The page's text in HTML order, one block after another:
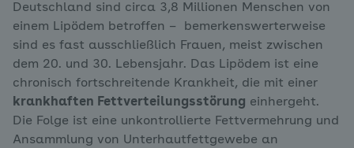
Deutschland sind circa 3,8 Millionen Menschen von
einem Lipödem betroffen – bemerkenswerterweise
sind es fast ausschließlich Frauen, meist zwischen
dem 20. und 30. Lebensjahr. Das Lipödem ist eine
chronisch fortschreitende Krankheit, die mit einer
krankhaften Fettverteilungsstörung einhergeht.
Die Folge ist eine unkontrollierte Fettvermehrung und
Ansammlung von Unterhautfettgewebe an